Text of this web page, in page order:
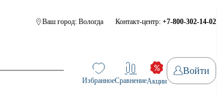
Ваш город: Вологда Контакт-центр: +7-800-302-14-02
ИзбранноеСравнениеАкции
Войти